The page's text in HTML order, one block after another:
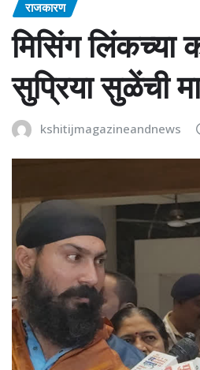
राजकारण
मिसिंग लिंकच्या
सुप्रिया सुळेंची
kshitijmagazineandnews